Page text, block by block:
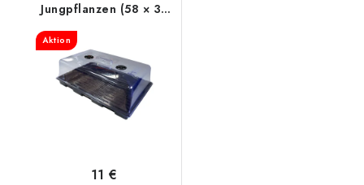
Jungpflanzen (58 × 37
Aktion
11 €